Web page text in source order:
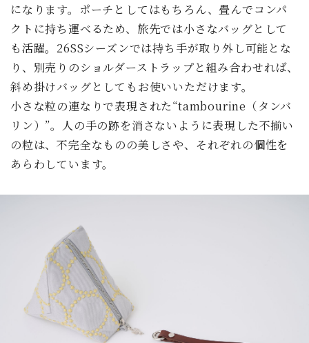
になります。ポーチとしてはもちろん、畳んでコンパ
クトに持ち運べるため、旅先では小さなバッグとして
も活躍。26SSシーズンでは持ち手が取り外し可能とな
り、別売りのショルダーストラップと組み合わせれば、
斜め掛けバッグとしてもお使いいただけます。
小さな粒の連なりで表現された“tambourine（タンバ
リン）”。人の手の跡を消さないように表現した不揃い
の粒は、不完全なものの美しさや、それぞれの個性を
あらわしています。